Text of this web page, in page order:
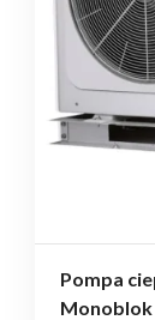
Pompa
Monoblok